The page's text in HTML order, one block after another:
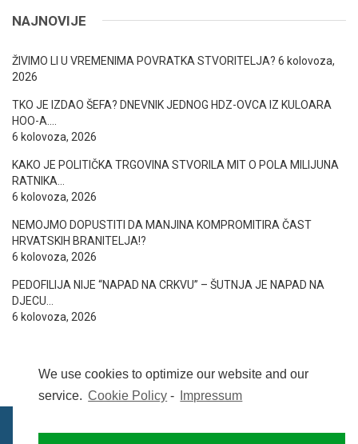
We use cookies to optimize our website and our
service. Cookie Policy - Impressum
NAJNOVIJE
ŽIVIMO LI U VREMENIMA POVRATKA STVORITELJA? 6 kolovoza,
2026
TKO JE IZDAO ŠEFA? DNEVNIK JEDNOG HDZ-OVCA IZ KULOARA
HOO-A….
6 kolovoza, 2026
KAKO JE POLITIČKA TRGOVINA STVORILA MIT O POLA MILIJUNA
RATNIKA…
6 kolovoza, 2026
NEMOJMO DOPUSTITI DA MANJINA KOMPROMITIRA ČAST
HRVATSKIH BRANITELJA!?
6 kolovoza, 2026
PEDOFILIJA NIJE “NAPAD NA CRKVU” – ŠUTNJA JE NAPAD NA
DJECU…
6 kolovoza, 2026